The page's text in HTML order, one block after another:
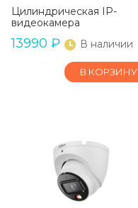
Цилиндрическая IP-
видеокамера
13990 ₽ В наличии
В КОРЗИНУ